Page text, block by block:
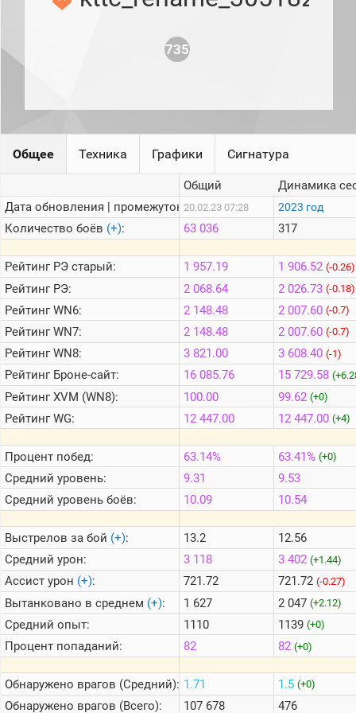
(за
прошлый
игроков
сессии)
Топ
Кланы
Статистика
стримеров
Информация
Онлайн
Цветовая
шкала
Теlegram
ВК
Портал
Мира
Танков
735
Общее Техника Графики Сигнатура
Дата обновления | промежуток:
Количество боёв (+):
РейтингРЭ старый:
РейтингРЭ:
РейтингWN6:
РейтингWN7:
РейтингWN8:
РейтингБроне-сайт:
РейтингXVM (WN8):
РейтингWG:
Процент побед:
Средний уровень:
Средний уровень боёв:
Выстрелов за бой (+):
Средний урон:
Ассист урон (+):
Вытанковано в среднем (+):
Средний опыт:
Процент попаданий:
Обнаружено врагов (Средний):
Обнаружено врагов (Всего):
Общий
20.02.23 07:28
63 036
1 957.19
2 068.64
2 148.48
2 148.48
3 821.00
16 085.76
100.00
12 447.00
63.14%
9.31
10.09
13.2
3 118
721.72
1 627
1110
82
1.71
107 678
Динамика
2023 год
317
1 906.52 (-0.26)
2 026.73 (-0.18)
2 007.60 (-0.7)
2 007.60 (-0.7)
3 608.40 (-1)
15 729.58
99.62 (+0)
12 447.00 (+4)
63.41% (+0)
9.53
10.54
12.56
3 402 (+1.44)
721.72 (-0.27)
2 047 (+2.12)
1139 (+0)
82 (+0)
1.5 (+0)
476